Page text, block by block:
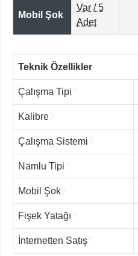
Mobil Şok
Var / 5
Adet
Teknik Özellikler
Çalışma Tipi
Kalibre
Çalışma Sistemi
Namlu Tipi
Mobil Şok
Fişek Yatağı
İnternetten Satış